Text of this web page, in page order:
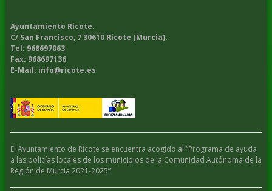
Ayuntamiento Ricote.
C/ San Francisco, 7 30610 Ricote (Murcia).
Tel: 968697063
Fax: 968697136
E-Mail: info@ricote.es
El Ayuntamiento de Ricote se encuentra acogido al “Programa de ayuda
a las policías locales de los municipios de la Comunidad Autónoma de la
Región de Murcia 2021-2025”